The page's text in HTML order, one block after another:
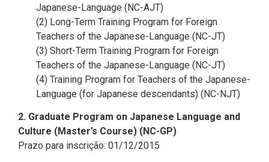
Japanese-Language (NC-AJT)
(2) Long-Term Training Program for Foreign
Teachers of the Japanese-Language (NC-JT)
(3) Short-Term Training Program for Foreign
Teachers of the Japanese-Language (NC-JT)
(4) Training Program for Teachers of the Japanese-
Language (for Japanese descendants) (NC-NJT)
2. Graduate Program on Japanese Language and
Culture (Master’s Course) (NC-GP)
Prazo para inscrição: 01/12/2015